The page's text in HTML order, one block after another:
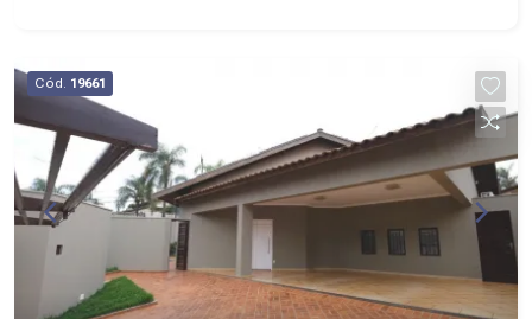
Localizado próximo ao Residencial Alto do Vale,
Condomínio Fazenda Santa Maria, fácil acesso
pela Anhanguera.
Cód. 19661